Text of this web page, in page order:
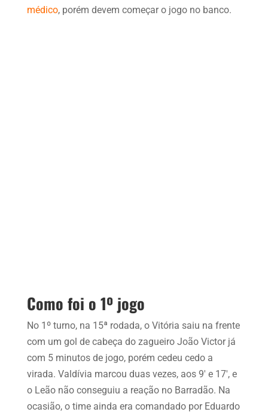
médico, porém devem começar o jogo no banco.
Como foi o 1º jogo
No 1º turno, na 15ª rodada, o Vitória saiu na frente
com um gol de cabeça do zagueiro João Victor já
com 5 minutos de jogo, porém cedeu cedo a
virada. Valdívia marcou duas vezes, aos 9′ e 17′, e
o Leão não conseguiu a reação no Barradão. Na
ocasião, o time ainda era comandado por Eduardo